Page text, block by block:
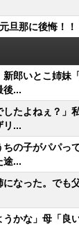
旦那に後悔！
郎いとこ姉妹
後...
したよねぇ？」
リ...
の子がパパっ
途...
なった。でも
うかな」母「良